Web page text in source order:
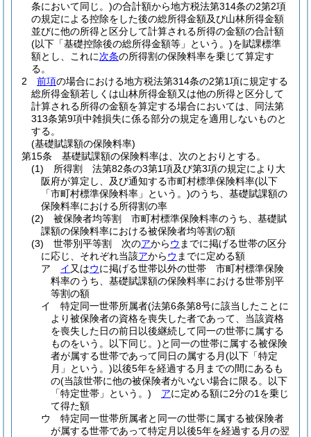
条において同じ。)の合計額から地方税法第314条の2第2項
の規定による控除をした後の総所得金額及び山林所得金額
並びに他の所得と区分して計算される所得の金額の合計額
(以下「基礎控除後の総所得金額等」という。)を賦課標準
額とし、これに次条の所得割の保険料率を乗じて算定す
る。
2
前項の場合における地方税法第314条の2第1項に規定する
総所得金額若しくは山林所得金額又は他の所得と区分して
計算される所得の金額を算定する場合においては、同法第
313条第9項中雑損失に係る部分の規定を適用しないものと
する。
(基礎賦課額の保険料率)
第15条
基礎賦課額の保険料率は、次のとおりとする。
(1)
所得割 法第82条の3第1項及び第3項の規定により大
阪府が算定し、及び通知する市町村標準保険料率(以下
「市町村標準保険料率」という。)のうち、基礎賦課額の
保険料率における所得割の率
(2)
被保険者均等割 市町村標準保険料率のうち、基礎賦
課額の保険料率における被保険者均等割の額
(3)
世帯別平等割 次のアからウ までに掲げる世帯の区分
に応じ、それぞれ当該アからウ までに定める額
ア
イ 又はウに掲げる世帯以外の世帯 市町村標準保険
料率のうち、基礎賦課額の保険料率における世帯別平
等割の額
イ
特定同一世帯所属者(法第6条第8号に該当したことに
より被保険者の資格を喪失した者であって、当該資格
を喪失した日の前日以後継続して同一の世帯に属する
ものをいう。以下同じ。)と同一の世帯に属する被保険
者が属する世帯であって同日の属する月(以下「特定
月」という。)以後5年を経過する月までの間にあるも
の(当該世帯に他の被保険者がいない場合に限る。以下
「特定世帯」という。)
アに定める額に2分の1を乗じ
て得た額
ウ
特定同一世帯所属者と同一の世帯に属する被保険者
が属する世帯であって特定月以後5年を経過する月の翌